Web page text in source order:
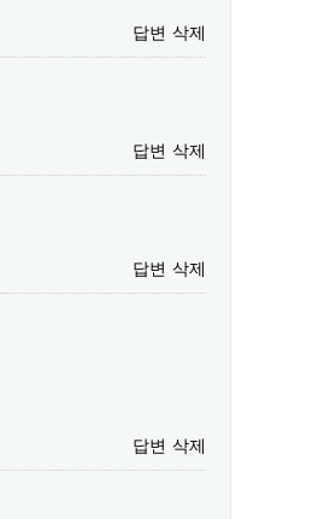
답변 삭제
답변 삭제
답변 삭제
답변 삭제